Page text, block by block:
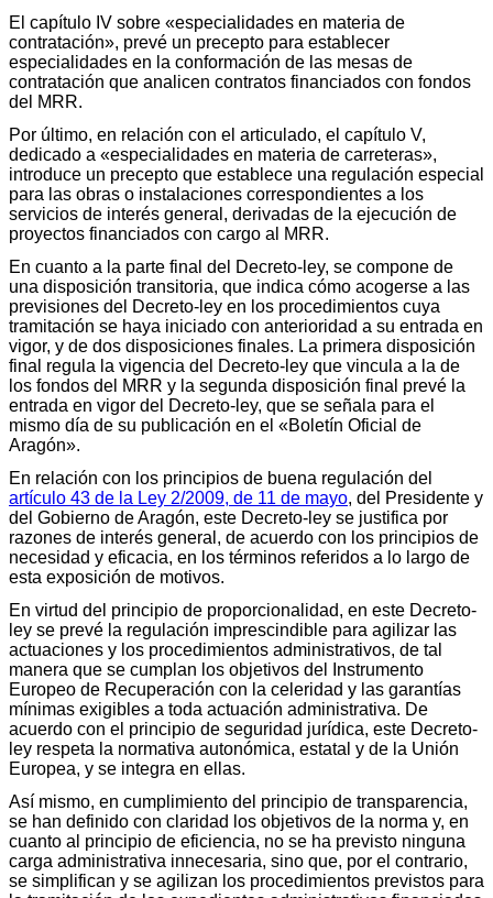
El capítulo IV sobre «especialidades en materia de
contratación», prevé un precepto para establecer
especialidades en la conformación de las mesas de
contratación que analicen contratos financiados con fondos
del MRR.
Por último, en relación con el articulado, el capítulo V,
dedicado a «especialidades en materia de carreteras»,
introduce un precepto que establece una regulación especial
para las obras o instalaciones correspondientes a los
servicios de interés general, derivadas de la ejecución de
proyectos financiados con cargo al MRR.
En cuanto a la parte final del Decreto-ley, se compone de
una disposición transitoria, que indica cómo acogerse a las
previsiones del Decreto-ley en los procedimientos cuya
tramitación se haya iniciado con anterioridad a su entrada en
vigor, y de dos disposiciones finales. La primera disposición
final regula la vigencia del Decreto-ley que vincula a la de
los fondos del MRR y la segunda disposición final prevé la
entrada en vigor del Decreto-ley, que se señala para el
mismo día de su publicación en el «Boletín Oficial de
Aragón».
En relación con los principios de buena regulación del
artículo 43 de la Ley 2/2009, de 11 de mayo, del Presidente y
del Gobierno de Aragón, este Decreto-ley se justifica por
razones de interés general, de acuerdo con los principios de
necesidad y eficacia, en los términos referidos a lo largo de
esta exposición de motivos.
En virtud del principio de proporcionalidad, en este Decreto-
ley se prevé la regulación imprescindible para agilizar las
actuaciones y los procedimientos administrativos, de tal
manera que se cumplan los objetivos del Instrumento
Europeo de Recuperación con la celeridad y las garantías
mínimas exigibles a toda actuación administrativa. De
acuerdo con el principio de seguridad jurídica, este Decreto-
ley respeta la normativa autonómica, estatal y de la Unión
Europea, y se integra en ellas.
Así mismo, en cumplimiento del principio de transparencia,
se han definido con claridad los objetivos de la norma y, en
cuanto al principio de eficiencia, no se ha previsto ninguna
carga administrativa innecesaria, sino que, por el contrario,
se simplifican y se agilizan los procedimientos previstos para